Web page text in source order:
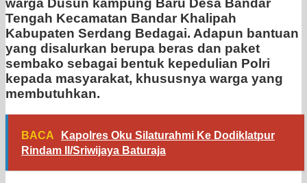
warga Dusun kampung Baru Desa Bandar
Tengah Kecamatan Bandar Khalipah
Kabupaten Serdang Bedagai. Adapun bantuan
yang disalurkan berupa beras dan paket
sembako sebagai bentuk kepedulian Polri
kepada masyarakat, khususnya warga yang
membutuhkan.
BACA
Kapolres Oku Silaturahmi Ke Dodiklatpur
Rindam II/Sriwijaya Baturaja